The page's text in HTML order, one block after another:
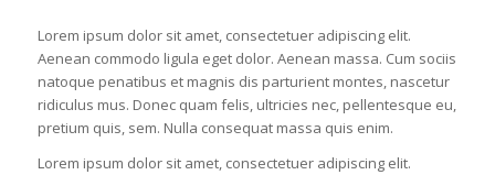
Lorem ipsum dolor sit amet, consectetuer adipiscing elit.
Aenean commodo ligula eget dolor. Aenean massa. Cum sociis
natoque penatibus et magnis dis parturient montes, nascetur
ridiculus mus. Donec quam felis, ultricies nec, pellentesque eu,
pretium quis, sem. Nulla consequat massa quis enim.
Lorem ipsum dolor sit amet, consectetuer adipiscing elit.